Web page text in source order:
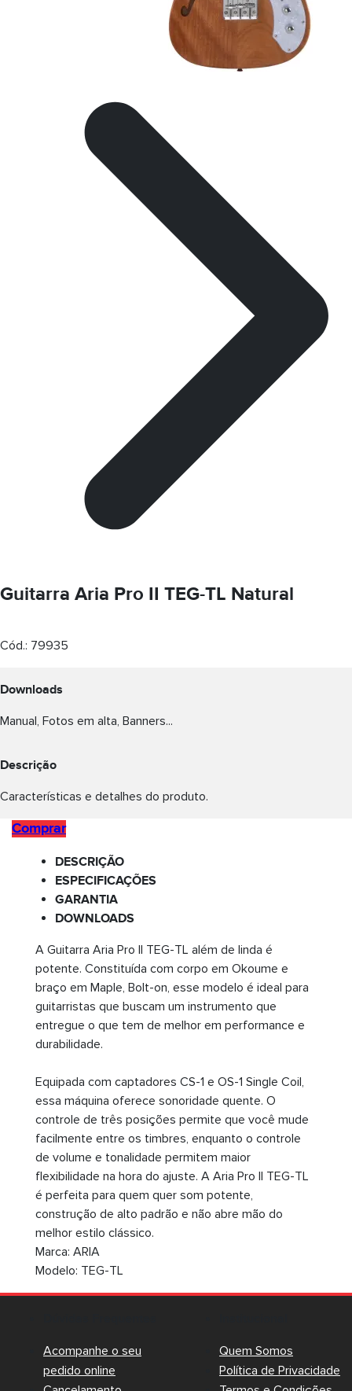
Guitarra Aria Pro II TEG-TL Natural
Cód.: 79935
Downloads
Manual, Fotos em alta, Banners...
Descrição
Características e detalhes do produto.
Comprar
DESCRIÇÃO
ESPECIFICAÇÕES
GARANTIA
DOWNLOADS
A Guitarra Aria Pro II TEG-TL além de linda é
potente. Constituída com corpo em Okoume e
braço em Maple, Bolt-on, esse modelo é ideal para
guitarristas que buscam um instrumento que
entregue o que tem de melhor em performance e
durabilidade.
Equipada com captadores CS-1 e OS-1 Single Coil,
essa máquina oferece sonoridade quente. O
controle de três posições permite que você mude
facilmente entre os timbres, enquanto o controle
de volume e tonalidade permitem maior
flexibilidade na hora do ajuste. A Aria Pro II TEG-TL
é perfeita para quem quer som potente,
construção de alto padrão e não abre mão do
melhor estilo clássico.
Marca: ARIA
Modelo: TEG-TL
Acompanhe o seu
pedido online
Quem Somos
Política de Privacidade